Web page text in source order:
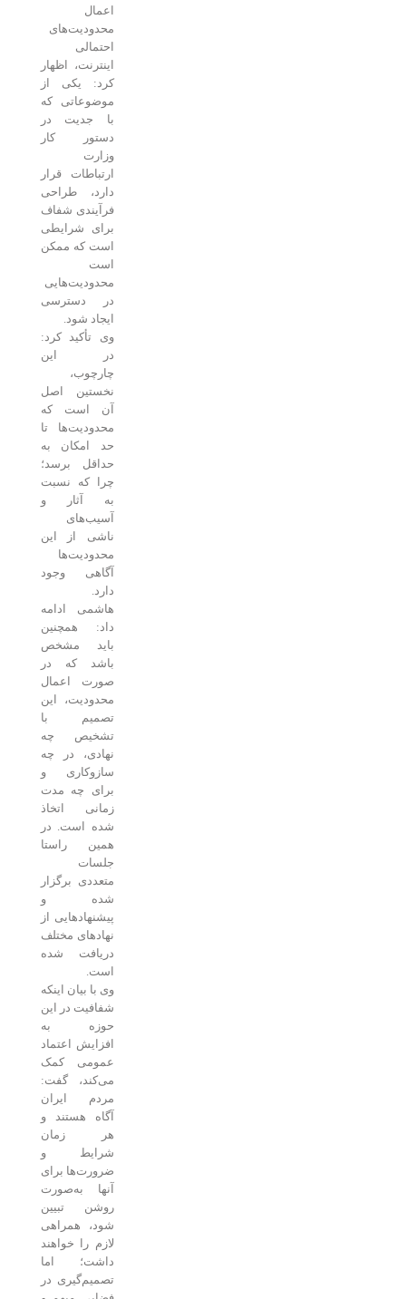
محدودیت‌های
اینترنت، اظهار
کرد: یکی از
موضوعاتی که
با جدیت در
دستور کار
ارتباطات قرار
دارد، طراحی
فرآیندی شفاف
برای شرایطی
است که ممکن
محدودیت‌هایی
در دسترسی
ایجاد شود.
وی تأکید کرد:
در این
چارچوب،
نخستین اصل
آن است که
محدودیت‌ها تا
حد امکان به
حداقل برسد؛
چرا که نسبت
به آثار و
آسیب‌های
ناشی از این
محدودیت‌ها
آگاهی وجود
هاشمی ادامه
داد: همچنین
باید مشخص
باشد که در
صورت اعمال
محدودیت، این
تصمیم با
تشخیص چه
نهادی، در چه
سازوکاری و
برای چه مدت
زمانی اتخاذ
شده است. در
همین راستا
متعددی برگزار
شده و
پیشنهادهایی از
نهادهای مختلف
دریافت شده
وی با بیان اینکه
شفافیت در این
حوزه به
افزایش اعتماد
عمومی کمک
می‌کند، گفت:
مردم ایران
آگاه هستند و
هر زمان
شرایط و
ضرورت‌ها برای
آنها به‌صورت
روشن تبیین
شود، همراهی
لازم را خواهند
داشت؛ اما
تصمیم‌گیری در